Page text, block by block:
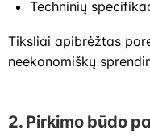
Techninių
Tiksliai apibrėžtas
neekonomiškų
2. Pirkimo būdo